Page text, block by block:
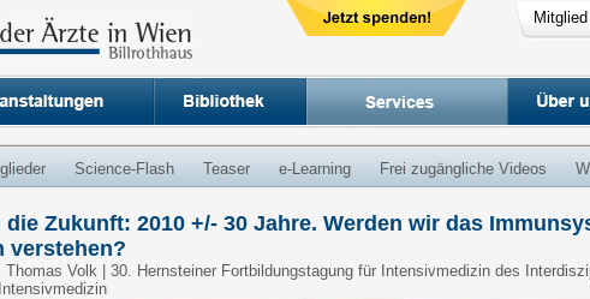
Science-Flash Teaser e-Learning Frei zugängliche Videos
Zukunft: 2010 +/- 30 Jahre. Werden wir das
verstehen?
Thomas Volk | 30. Hernsteiner Fortbildungstagung für Intensivmedizin des